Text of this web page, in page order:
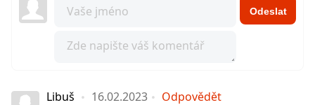
Odeslat
Libuš 16.02.2023
Odpovědět